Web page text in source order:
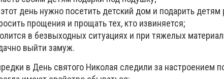
день нужно посетить детский дом и подарить детям
прощения и прощать тех, кто извиняется;
в безвыходных ситуациях и при тяжелых
выйти замуж.
в День святого Николая следили за настроением